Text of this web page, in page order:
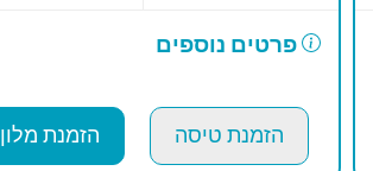
פרטים נוספים
הזמנת טיסה הזמנת מלון